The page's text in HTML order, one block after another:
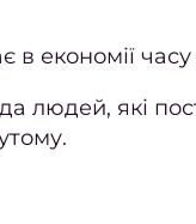
в економії
людей, які